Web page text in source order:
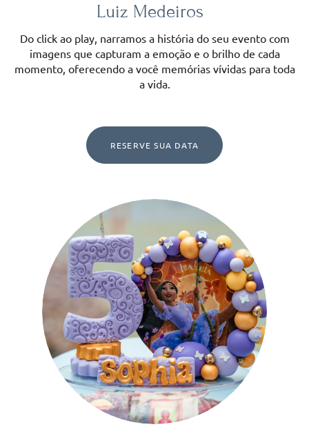
Luiz Medeiros
Do click ao play, narramos a história do seu evento com
imagens que capturam a emoção e o brilho de cada
momento, oferecendo a você memórias vívidas para toda
a vida.
RESERVE SUA DATA